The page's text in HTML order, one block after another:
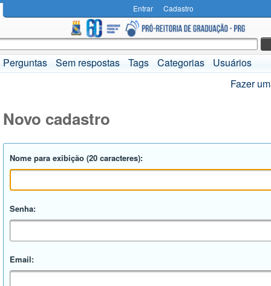
Entrar Cadastro
Perguntas Sem respostas Tags Categorias
Usuários
Fazer
Novo cadastro
Nome para exibição (20 caracteres):
Senha:
Email: